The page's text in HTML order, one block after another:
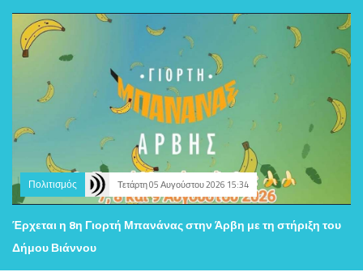
Πολιτισμός Τετάρτη 05 Αυγούστου 2026 15:34
Έρχεται η 8η Γιορτή Μπανάνας στην Άρβη με τη στήριξη του
Δήμου Βιάννου